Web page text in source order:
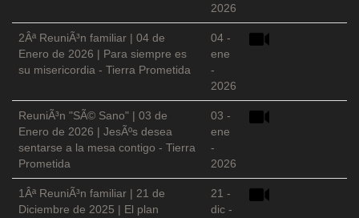
2026
2Âª ReuniÃ³n familiar | 04 de
Enero de 2026 | Para siempre es
su misericordia - Tierra Prometida
04 -
ene
-
2026
ReuniÃ³n "SÃ© Sano" | 03 de
Enero de 2026 | JesÃºs desea
sentarse a la mesa contigo - Tierra
Prometida
03 -
ene
-
2026
1Âª ReuniÃ³n familiar | 21 de
Diciembre de 2025 | El plan
21 -
dic -